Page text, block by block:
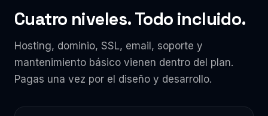
Cuatro niveles. Todo incluido.
Hosting, dominio, SSL, email, soporte y
mantenimiento básico vienen dentro del plan.
Pagas una vez por el diseño y desarrollo.